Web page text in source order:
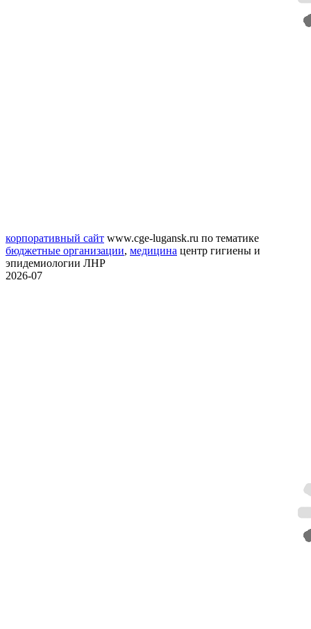
корпоративный сайт www.cge-lugansk.ru по тематике
бюджетные организации, медицина центр гигиены и
эпидемиологии ЛНР
2026-07